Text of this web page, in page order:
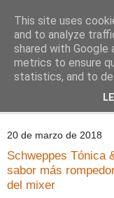
Comoju
La Cocina del Día a
20 de marzo de 2018
Schweppes Tónica
sabor más
del mixer
This site uses
and to analyze
shared with Google
metrics to ensure
statistics, and to